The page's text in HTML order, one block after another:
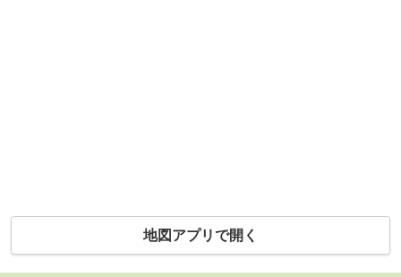
地図アプリで開く